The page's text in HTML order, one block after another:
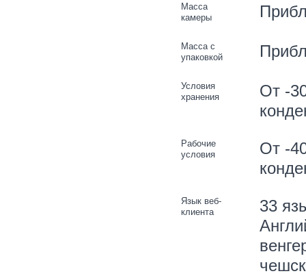
Масса
камеры
Масса с
упаковкой
Условия
хранения
От -
Рабочие
условия
От -
Язык веб-
клиента
33